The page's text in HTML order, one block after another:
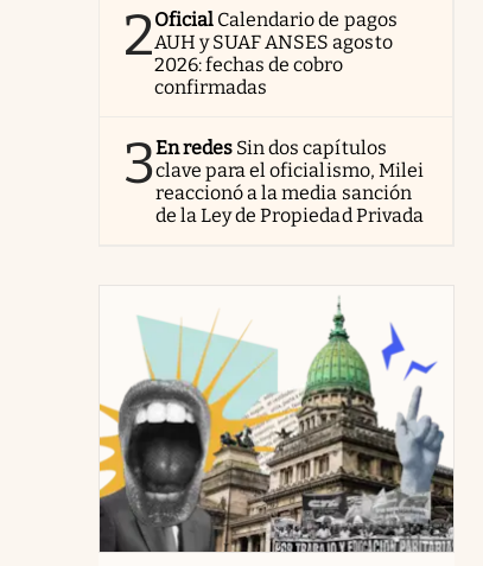
2Oficial Calendario de pagos
AUH y SUAF ANSES agosto
2026: fechas de cobro
confirmadas
3En redes Sin dos capítulos
clave para el oficialismo, Milei
reaccionó a la media sanción
de la Ley de Propiedad Privada